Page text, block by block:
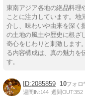
東南アジア各地の絶品料理
ことに注力しています。地
介し、味わいや由来を深く
の土地の風土や歴史に根ざ
奇心をじわりと刺激します
る内容構成は、真の魅力を
す。
2085859 10
週間IN:144 週間OUT:352